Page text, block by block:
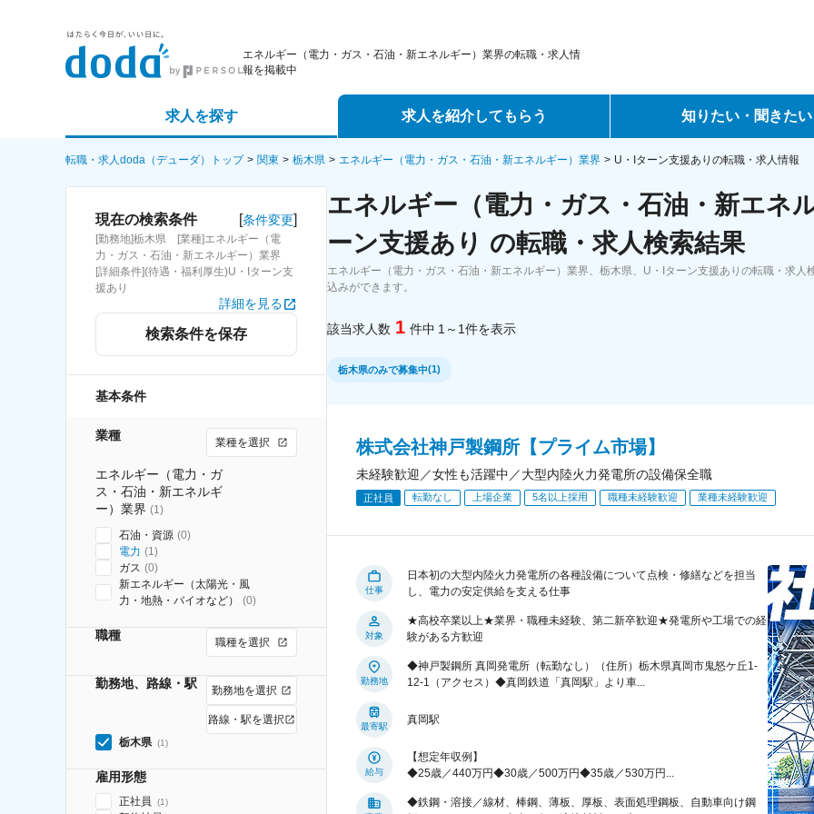
エネルギー（電力・ガス・石油・新エネルギー）業界の転職・求人情
報を掲載中
求人を探す
詳細条件から探す
求人特集から探す
求人を紹介してもらう
エージェントサービス
スカウトサービス
パートナーエージェントサービス
知りたい・聞きたい
転職ノウハウ
データで見る転職
コラム・インタビュー
転職・求人doda（デューダ）トップ 関東 栃木県 エネルギー（電力・ガス・石油・新エネルギー）業界 U・Iターン支援ありの転職・求人情報
現在の検索条件 [条件変更]
[勤務地]栃木県 [業種]エネルギー（電
力・ガス・石油・新エネルギー）業界
[詳細条件](待遇・福利厚生)U・Iターン支
援あり
詳細を見る
検索条件を保存
基本条件
業種 業種を選択
エネルギー（電力・ガ
ス・石油・新エネルギ
ー）業界 (1)
石油・資源 (0)
電力 (1)
ガス (0)
新エネルギー（太陽光・風
力・地熱・バイオなど）
(0)
職種 職種を選択
勤務地、路線・駅 勤務地を選択
路線・駅を選択
栃木県 (1)
雇用形態
正社員 (1)
エネルギー（電力・ガス・石油・新エネ
ーン支援あり の転職・求人検索結果
エネルギー（電力・ガス・石油・新エネルギー）業界、栃木県、U・Iターン支援ありの転職・求
込みができます。
該当求人数 1 件中 1～1件を表示
栃木県のみで募集中(1)
株式会社神戸製鋼所【プライム市場】
未経験歓迎／女性も活躍中／大型内陸火力発電所の設備保全職
正社員 転勤なし 上場企業 5名以上採用 職種未経験歓迎 業種未経験歓迎
仕事
日本初の大型内陸火力発電所の各種設備について点検・修繕などを担当
し、電力の安定供給を支える仕事
対象
★高校卒業以上★業界・職種未経験、第二新卒歓迎★発電所や工場での経
験がある方歓迎
勤務地
◆神戸製鋼所 真岡発電所（転勤なし）（住所）栃木県真岡市鬼怒ケ丘1-
12-1（アクセス）◆真岡鉄道「真岡駅」より車...
最寄駅
真岡駅
給与
【想定年収例】
◆25歳／440万円◆30歳／500万円◆35歳／530万円...
◆鉄鋼・溶接／線材、棒鋼、薄板、厚板、表面処理鋼板、自動車向け鋼